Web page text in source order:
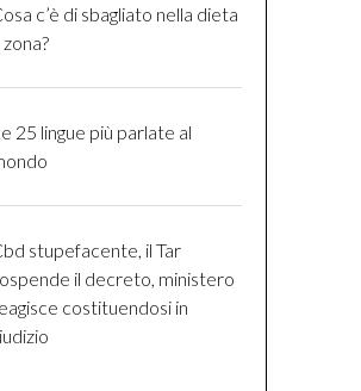
c’è di sbagliato nella dieta
zona?
25 lingue più parlate al
stupefacente, il Tar
il decreto, ministero
costituendosi in